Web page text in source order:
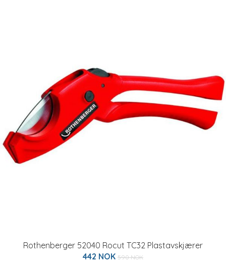
Rothenberger 52040 Rocut TC32 Plastavskjærer
442 NOK 590 NOK